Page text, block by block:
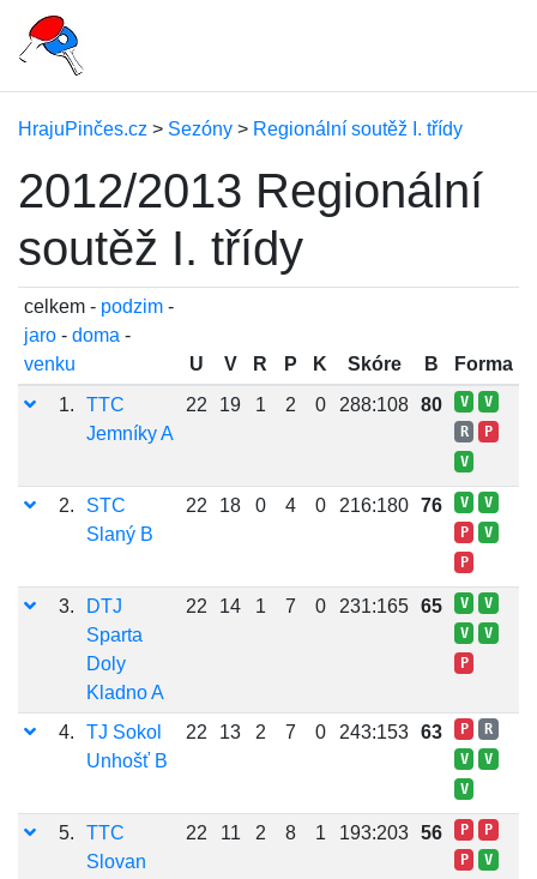
HrajuPinčes.cz > Sezóny > Regionální soutěž I. třídy
2012/2013 Regionální
soutěž I. třídy
celkem - podzim-
jaro- doma -
venku
U V R P K Skóre B
Forma
1.
TTC
Jemníky A
22 19 1 2 0 288:108 80 V
V
R
P
V
2.
STC
Slaný B
22 18 0 4 0 216:180 76 V
V
P
V
P
3.
DTJ
Sparta
Doly
Kladno A
22 14 1 7 0 231:165 65 V
V
V
V
P
4.
TJ Sokol
Unhošť B
22 13 2 7 0 243:153 63 P
R
V
V
V
5.
TTC
Slovan
22 11 2 8 1 193:203 56 P
P
P
V